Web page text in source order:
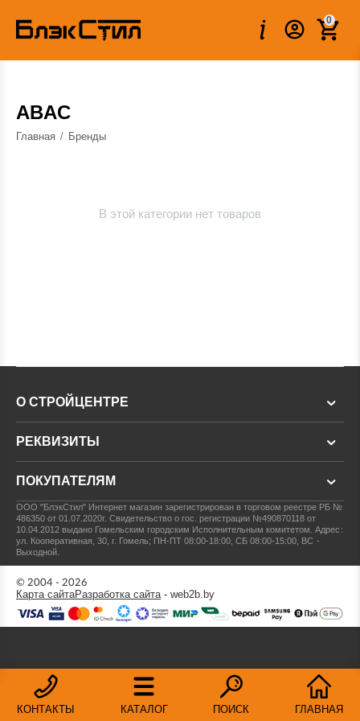
0
ABAC
Главная / Бренды
В этой категории нет товаров
КОНТАКТЫ КАТАЛОГ ПОИСК ГЛАВНАЯ
О СТРОЙЦЕНТРЕ
РЕКВИЗИТЫ
ПОКУПАТЕЛЯМ
ООО "БлэкСтил" Интернет магазин зарегистрирован в торговом реестре РБ №
486350 от 01.07.2020г.Свидетельство о гос. регистрации №490870118 от
10.04.2012 выдано Гомельским городским Исполнительным комитетом.Адрес:
ул. Кооперативная, 30, г. Гомель; ПН-ПТ 08:00-18:00, СБ 08:00-15:00, ВС -
Выходной.
© 2004 - 2026
Карта сайтаРазработка сайта- web2b.by